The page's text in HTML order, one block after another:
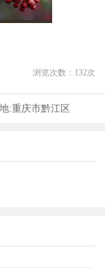
浏览次数： 132次
:重庆市黔江区